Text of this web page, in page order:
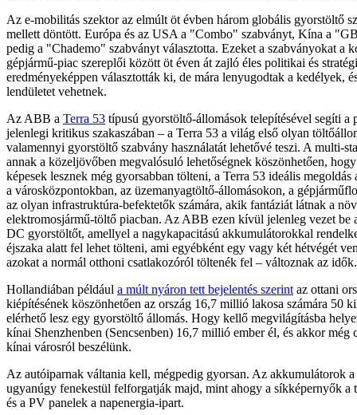
Az e-mobilitás szektor az elmúlt öt évben három globális gyorstöltő
mellett döntött. Európa és az USA a "Combo" szabványt, Kína a
pedig a "Chademo" szabványt választotta. Ezeket a szabványokat a
gépjármű-piac szereplői között öt éven át zajló éles politikai és
eredményeképpen választották ki, de mára lenyugodtak a kedélyek,
lendületet vehetnek.
Az ABB a Terra 53 típusú gyorstöltő-állomások telepítésével segíti a
jelenlegi kritikus szakaszában – a Terra 53 a világ első olyan
valamennyi gyorstöltő szabvány használatát lehetővé teszi. A multi-
annak a közeljövőben megvalósuló lehetőségnek köszönhetően,
képesek lesznek még gyorsabban tölteni, a Terra 53 ideális
a városközpontokban, az üzemanyagtöltő-állomásokon, a
az olyan infrastruktúra-befektetők számára, akik fantáziát látnak a
elektromosjármű-töltő piacban. Az ABB ezen kívül jelenleg vezet be
DC gyorstöltőt, amellyel a nagykapacitású akkumulátorokkal
éjszaka alatt fel lehet tölteni, ami egyébként egy vagy két hétvégét
azokat a normál otthoni csatlakozóról töltenék fel – változnak az idők.
Hollandiában például a múlt nyáron tett bejelentés szerint az ottani
kiépítésének köszönhetően az ország 16,7 millió lakosa számára 50
elérhető lesz egy gyorstöltő állomás. Hogy kellő megvilágításba
kínai Shenzhenben (Sencsenben) 16,7 millió ember él, és akkor még
kínai városról beszélünk.
Az autóiparnak váltania kell, mégpedig gyorsan. Az akkumulátorok
ugyanúgy fenekestül felforgatják majd, mint ahogy a síkképernyők a
és a PV panelek a napenergia-ipart.